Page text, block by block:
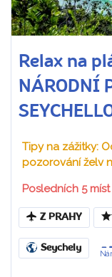
Relax na
NÁRODNÍ
Tipy na zážitky:
pozorování želv
Posledních 5 míst
Z PRAHY
Seychely